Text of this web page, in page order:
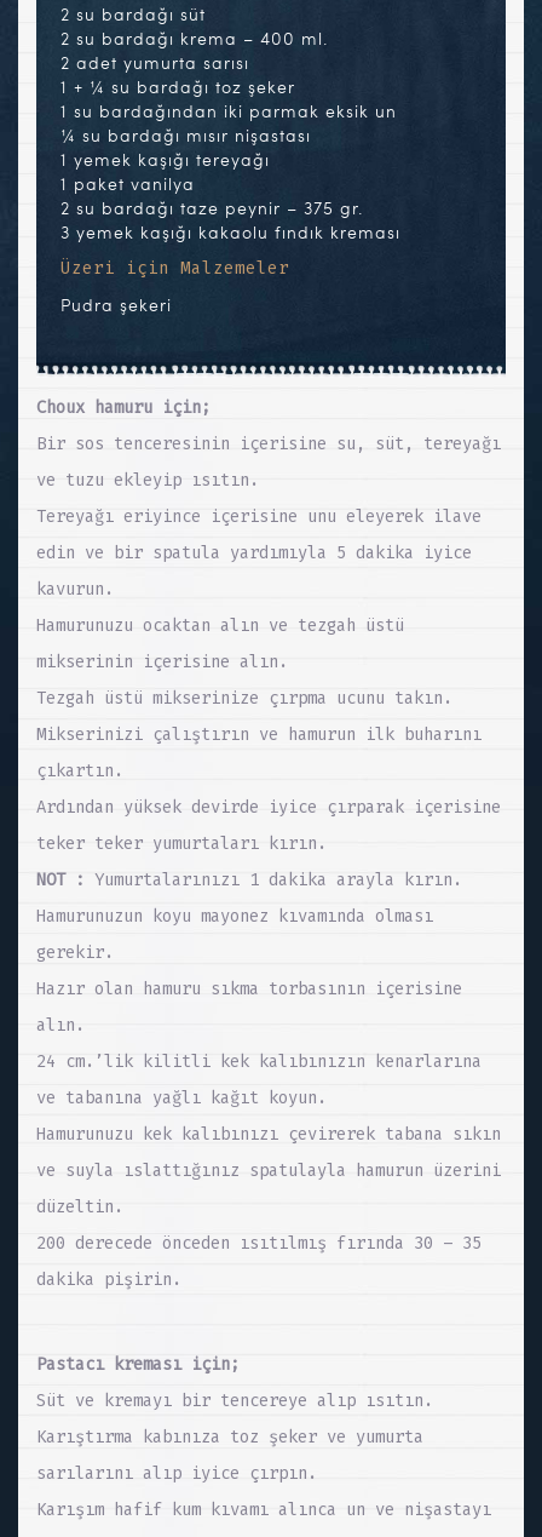
2 su bardağı süt
2 su bardağı krema – 400 ml.
2 adet yumurta sarısı
1 + ¼ su bardağı toz şeker
1 su bardağından iki parmak eksik un
¼ su bardağı mısır nişastası
1 yemek kaşığı tereyağı
1 paket vanilya
2 su bardağı taze peynir – 375 gr.
3 yemek kaşığı kakaolu fındık kreması
Üzeri için Malzemeler
Pudra şekeri
Choux hamuru için;
Bir sos tenceresinin içerisine su, süt, tereyağı
ve tuzu ekleyip ısıtın.
Tereyağı eriyince içerisine unu eleyerek ilave
edin ve bir spatula yardımıyla 5 dakika iyice
kavurun.
Hamurunuzu ocaktan alın ve tezgah üstü
mikserinin içerisine alın.
Tezgah üstü mikserinize çırpma ucunu takın.
Mikserinizi çalıştırın ve hamurun ilk buharını
çıkartın.
Ardından yüksek devirde iyice çırparak içerisine
teker teker yumurtaları kırın.
NOT : Yumurtalarınızı 1 dakika arayla kırın.
Hamurunuzun koyu mayonez kıvamında olması
gerekir.
Hazır olan hamuru sıkma torbasının içerisine
alın.
24 cm.’lik kilitli kek kalıbınızın kenarlarına
ve tabanına yağlı kağıt koyun.
Hamurunuzu kek kalıbınızı çevirerek tabana sıkın
ve suyla ıslattığınız spatulayla hamurun üzerini
düzeltin.
200 derecede önceden ısıtılmış fırında 30 – 35
dakika pişirin.
Pastacı kreması için;
Süt ve kremayı bir tencereye alıp ısıtın.
Karıştırma kabınıza toz şeker ve yumurta
sarılarını alıp iyice çırpın.
Karışım hafif kum kıvamı alınca un ve nişastayı